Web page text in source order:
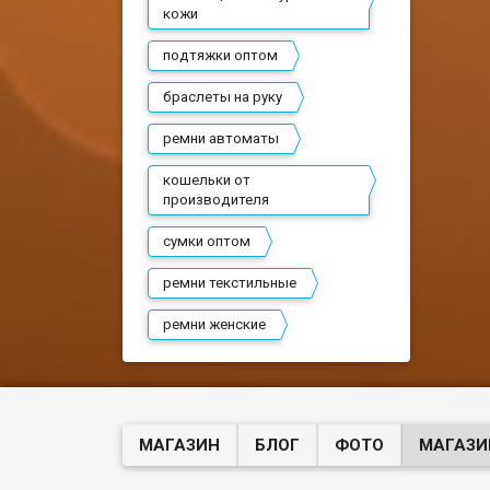
кожи
подтяжки оптом
браслеты на руку
ремни автоматы
кошельки от
производителя
сумки оптом
ремни текстильные
ремни женские
МАГАЗИН БЛОГ ФОТО